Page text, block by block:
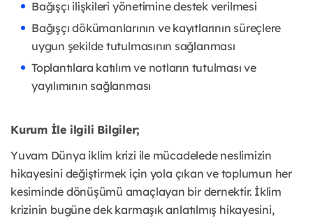
Bağışçı ilişkileri yönetimine destek verilmesi
Bağışçı dökümanlarının ve kayıtlarının süreçlere
uygun şekilde tutulmasının sağlanması
Toplantılara katılım ve notların tutulması ve
yayılımının sağlanması
Kurum İle ilgili Bilgiler;
Yuvam Dünya iklim krizi ile mücadelede neslimizin
hikayesini değiştirmek için yola çıkan ve toplumun her
kesiminde dönüşümü amaçlayan bir dernektir. İklim
krizinin bugüne dek karmaşık anlatılmış hikayesini,